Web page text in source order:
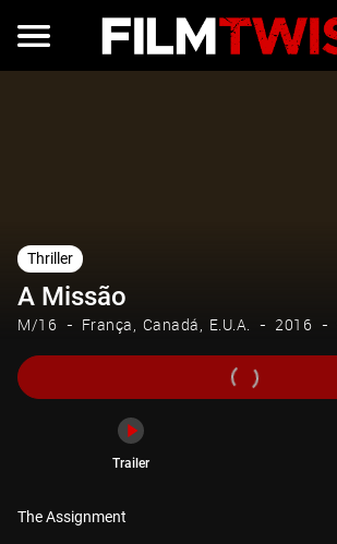
Thriller
A Missão
M/16 França Canadá E.U.A. 2016
Trailer
The Assignment